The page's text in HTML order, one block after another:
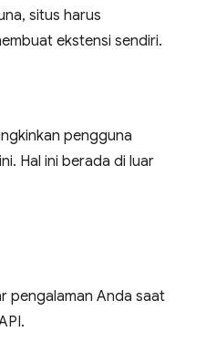
situs harus
ekstensi sendiri.
pengguna
Hal ini berada di luar
pengalaman Anda saat